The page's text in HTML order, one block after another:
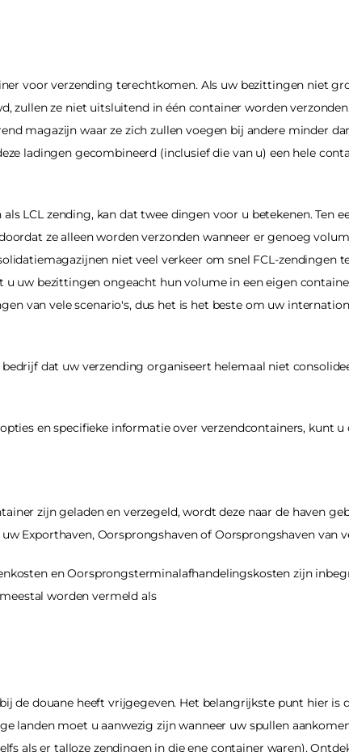
voor verzending terechtkomen. Als uw bezittingen niet
zullen ze niet uitsluitend in één container worden
magazijn waar ze zich zullen voegen bij andere minder
ladingen gecombineerd (inclusief die van u) een hele
LCL zending, kan dat twee dingen voor u betekenen. Ten
ze alleen worden verzonden wanneer er genoeg
niet veel verkeer om snel FCL-zendingen
u uw bezittingen ongeacht hun volume in een eigen
van vele scenario's, dus het is het beste om uw
dat uw verzending organiseert helemaal niet
en specifieke informatie over verzendcontainers, kunt u
zijn geladen en verzegeld, wordt deze naar de haven
Exporthaven, Oorsprongshaven of Oorsprongshaven van
en Oorsprongsterminalafhandelingskosten zijn
worden vermeld als
de douane heeft vrijgegeven. Het belangrijkste punt hier is
landen moet u aanwezig zijn wanneer uw spullen
als er talloze zendingen in die ene container waren).